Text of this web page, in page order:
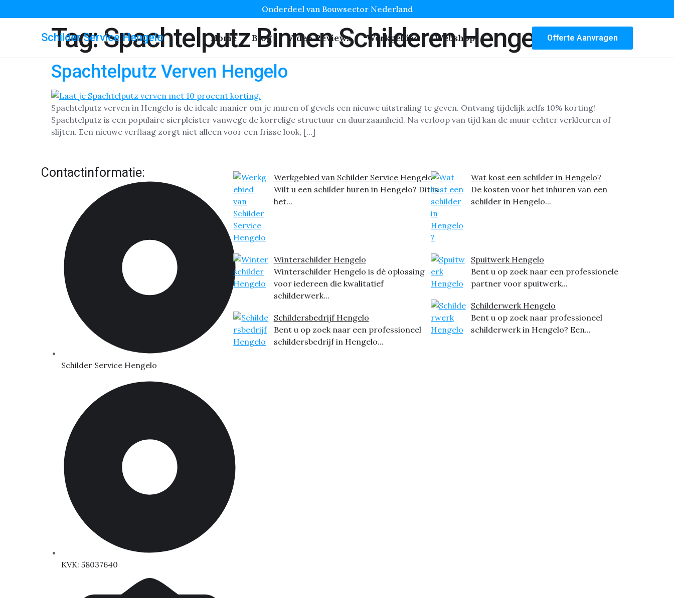
Onderdeel van Bouwsector Nederland
Schilder Service Hengelo Home Blog Video Reviews Werkgebied Webshop Offerte Aanvragen
Tag:Spachtelputz Binnen Schilderen Hengelo
Spachtelputz Verven Hengelo
Spachtelputz verven in Hengelo is de ideale manier om je muren of gevels een nieuwe uitstraling te geven. Ontvang tijdelijk zelfs 10% korting!
Spachtelputz is een populaire sierpleister vanwege de korrelige structuur en duurzaamheid. Na verloop van tijd kan de muur echter verkleuren of
slijten. Een nieuwe verflaag zorgt niet alleen voor een frisse look, […]
Contactinformatie:
Schilder Service Hengelo
KVK: 58037640
Werkgebied van Schilder Service Hengelo
Wilt u een schilder huren in Hengelo? Dit is
het...
Winterschilder Hengelo
Winterschilder Hengelo is dé oplossing
voor iedereen die kwalitatief
schilderwerk...
Schildersbedrijf Hengelo
Bent u op zoek naar een professioneel
schildersbedrijf in Hengelo...
Wat kost een schilder in Hengelo?
De kosten voor het inhuren van een
schilder in Hengelo...
Spuitwerk Hengelo
Bent u op zoek naar een professionele
partner voor spuitwerk...
Schilderwerk Hengelo
Bent u op zoek naar professioneel
schilderwerk in Hengelo? Een...